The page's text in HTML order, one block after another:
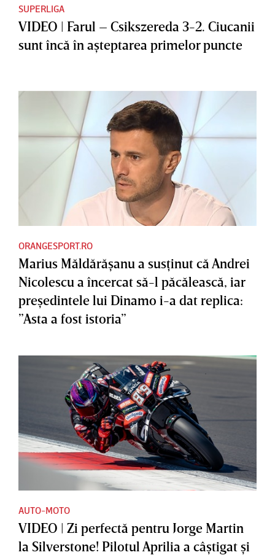
SUPERLIGA
VIDEO | Farul – Csikszereda 3-2. Ciucanii
sunt încă în aşteptarea primelor puncte
ORANGESPORT.RO
Marius Măldărăşanu a susţinut că Andrei
Nicolescu a încercat să-l păcălească, iar
preşedintele lui Dinamo i-a dat replica:
”Asta a fost istoria”
AUTO-MOTO
VIDEO | Zi perfectă pentru Jorge Martin
la Silverstone! Pilotul Aprilia a câştigat şi